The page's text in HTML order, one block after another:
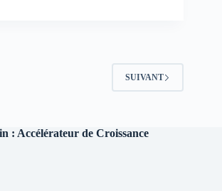
SUIVANT
: Accélérateur de Croissance